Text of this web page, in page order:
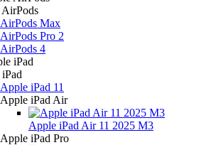
AirPods Max
AirPods Pro 2
AirPods 4
Apple iPad 11
Apple iPad Air
Apple iPad Air 11 2025 M3
Apple iPad Pro